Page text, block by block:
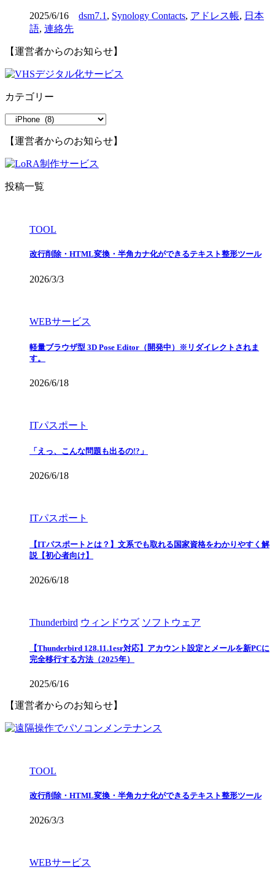
2025/6/16 dsm7.1 , Synology Contacts, アドレス帳, 日本
語, 連絡先
【運営者からのお知らせ】
カテゴリー
ゴ
リ
ー
【運営者からのお知らせ】
投稿一覧
TOOL
改行削除・HTML変換・半角カナ化ができるテキスト整形ツール
2026/3/3
WEBサービス
軽量ブラウザ型 3D Pose Editor（開発中）※リダイレクトされま
す。
2026/6/18
ITパスポート
「えっ、こんな問題も出るの!?」
2026/6/18
ITパスポート
【ITパスポートとは？】文系でも取れる国家資格をわかりやすく解
説【初心者向け】
2026/6/18
Thunderbird ウィンドウズ ソフトウェア
【Thunderbird 128.11.1esr対応】アカウント設定とメールを新PCに
完全移行する方法（2025年）
2025/6/16
【運営者からのお知らせ】
TOOL
改行削除・HTML変換・半角カナ化ができるテキスト整形ツール
2026/3/3
WEBサービス